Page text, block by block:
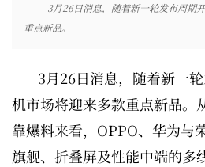
3月26日消息，随着新一轮发布周期
重点新品。
3月26日消息，随着新一
机市场将迎来多款重点新品。
靠爆料来看，OPPO、华为与
旗舰、折叠屏及性能中端的多